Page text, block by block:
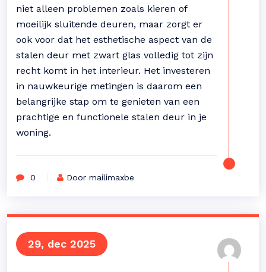
niet alleen problemen zoals kieren of
moeilijk sluitende deuren, maar zorgt er
ook voor dat het esthetische aspect van de
stalen deur met zwart glas volledig tot zijn
recht komt in het interieur. Het investeren
in nauwkeurige metingen is daarom een
belangrijke stap om te genieten van een
prachtige en functionele stalen deur in je
woning.
0 Door mailimaxbe
29, dec 2025